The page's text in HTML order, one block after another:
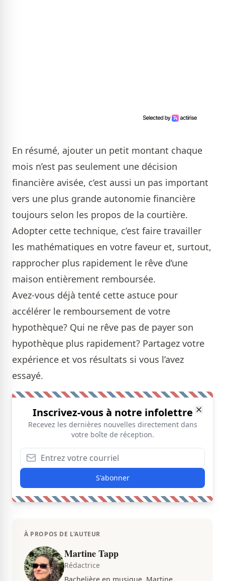
En résumé, ajouter un petit montant chaque
mois n’est pas seulement une décision
financière avisée, c’est aussi un pas important
vers une plus grande autonomie financière
toujours selon les propos de la courtière.
Adopter cette technique, c’est faire travailler
les mathématiques en votre faveur et, surtout,
rapprocher plus rapidement le rêve d’une
maison entièrement remboursée.
Avez-vous déjà tenté cette astuce pour
accélérer le remboursement de votre
hypothèque? Qui ne rêve pas de payer son
hypothèque plus rapidement? Partagez votre
expérience et vos résultats si vous l’avez
essayé.
Inscrivez-vous à notre infolettre
Recevez les dernières nouvelles directement dans
votre boîte de réception.
S'abonner
À PROPOS DE L'AUTEUR
Martine Tapp
Rédactrice